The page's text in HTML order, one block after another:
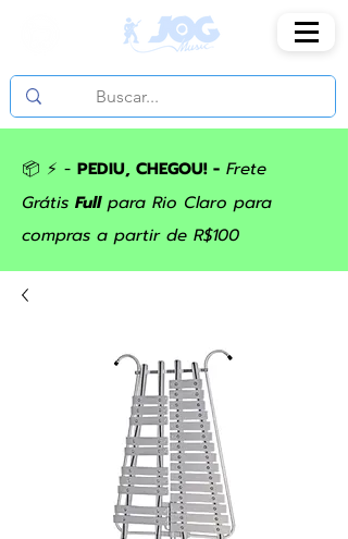
📦 ⚡ - PEDIU, CHEGOU! - Frete
Grátis Fullpara Rio Claro para
compras a partir de R$100